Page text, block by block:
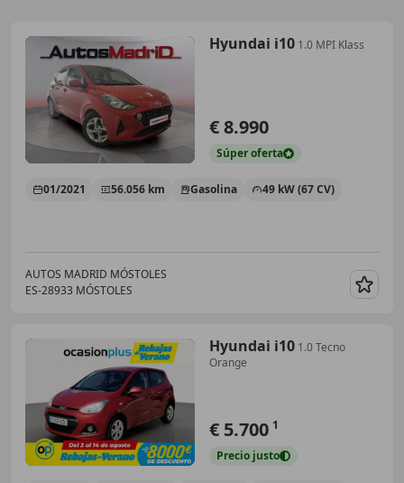
Hyundai i10 1.0 MPI Klass
€ 8.990
Súperoferta
01/2021 56.056 km Gasolina 49 kW (67 CV)
AUTOS MADRID MÓSTOLES
ES-28933 MÓSTOLES
Hyundai i10 1.0 Tecno
Orange
€ 5.700 1
Precio justo